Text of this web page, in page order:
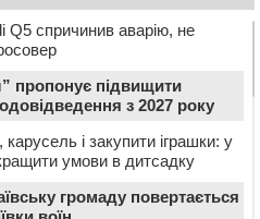
Q5 спричинив аварію, не
пропонує підвищити
з 2027 року
і закупити іграшки: у
умови в дитсадку
громаду повертається